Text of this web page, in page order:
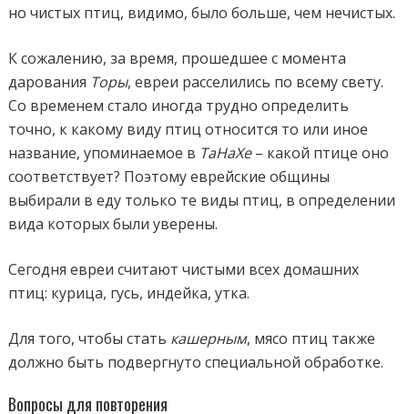
но чистых птиц, видимо, было больше, чем нечистых.
К сожалению, за время, прошедшее с момента
дарования Торы, евреи расселились по всему свету.
Со временем стало иногда трудно определить
точно, к какому виду птиц относится то или иное
название, упоминаемое в ТаНаХе– какой птице оно
соответствует? Поэтому еврейские общины
выбирали в еду только те виды птиц, в определении
вида которых были уверены.
Сегодня евреи считают чистыми всех домашних
птиц: курица, гусь, индейка, утка.
Для того, чтобы стать кашерным, мясо птиц также
должно быть подвергнуто специальной обработке.
Вопросы для повторения